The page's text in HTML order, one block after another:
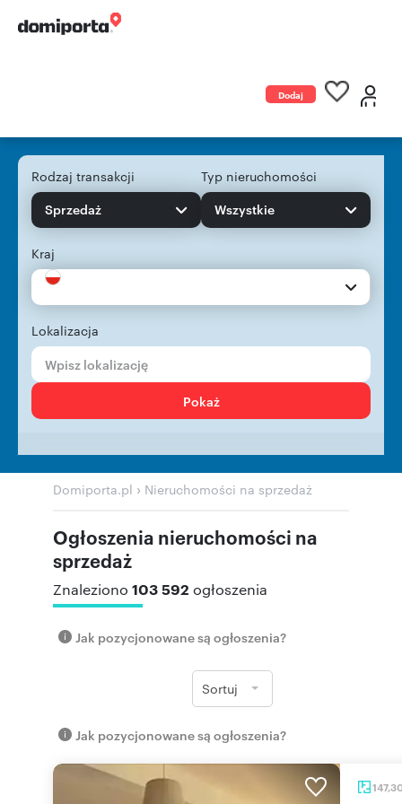
Dodaj
Rodzaj transakcji
Sprzedaż
Typ nieruchomości
Wszystkie
Kraj
Lokalizacja
Pokaż
Domiporta.pl › Nieruchomości na sprzedaż
Ogłoszenia nieruchomości na
sprzedaż
Znaleziono 103 592 ogłoszenia
Jak pozycjonowane są ogłoszenia?
Sortuj
Jak pozycjonowane są ogłoszenia?